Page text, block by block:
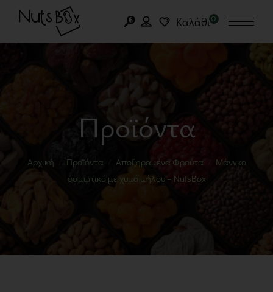
Καλάθι0
Προϊόντα
Αρχική Προϊόντα Αποξηραμένα Φρούτα
Μάνγκο
οσμωτικό με χυμό μήλου – NutsBox